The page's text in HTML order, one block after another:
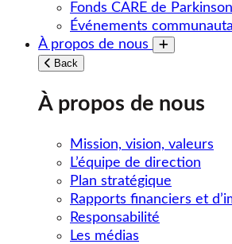
Fonds CARE de
Événements
À propos de nous
Toggle submenu
Back
À propos de nous
Mission, vision, valeurs
L’équipe de direction
Plan stratégique
Rapports financiers et
Responsabilité
Les médias